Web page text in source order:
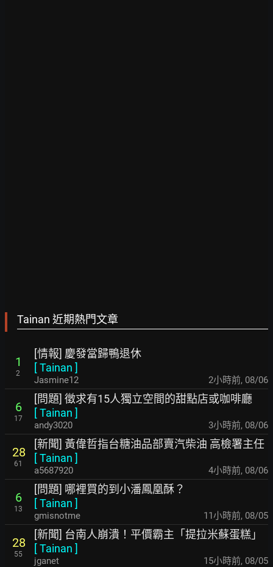
Tainan 近期熱門文章
1
2
[情報] 慶發當歸鴨退休
[Tainan ]
Jasmine12 2小時前, 08/06
6
17
[問題] 徵求有15人獨立空間的甜點店或咖啡廳
[Tainan ]
andy3020 3小時前, 08/06
28
61
[新聞] 黃偉哲指台糖油品部賣汽柴油 高檢署主任
[Tainan ]
a5687920 4小時前, 08/06
6
13
[問題] 哪裡買的到小潘鳳凰酥？
[Tainan ]
gmisnotme 11小時前, 08/05
28
55
[新聞] 台南人崩潰！平價霸主「提拉米蘇蛋糕」
[Tainan ]
jganet 15小時前, 08/05